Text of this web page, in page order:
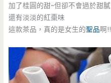
加了桂圓的甜~但卻不會過於甜膩
還有淡淡的紅棗味
這款茶品，真的是女生的聖品啊!!